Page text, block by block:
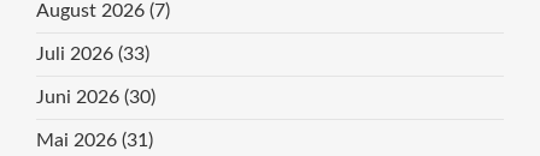
August 2026 (7)
Juli 2026 (33)
Juni 2026 (30)
Mai 2026 (31)